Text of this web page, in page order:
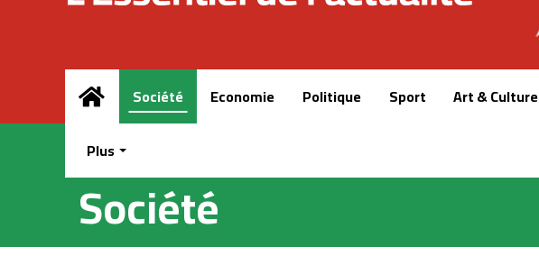
AccueilSociété Economie Politique Sport Art & Culture
Plus
Société